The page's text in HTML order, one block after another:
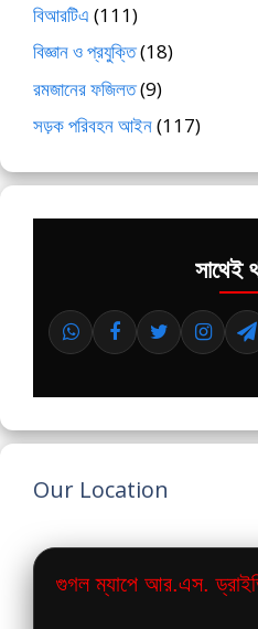
বিআরটিএ (111)
বিজ্ঞান ও প্রযুক্তি(18)
রমজানের ফজিলত(9)
সড়ক পরিবহন আইন(117)
সাথেই
Our Location
গুগল ম্যাপে আর.এস.